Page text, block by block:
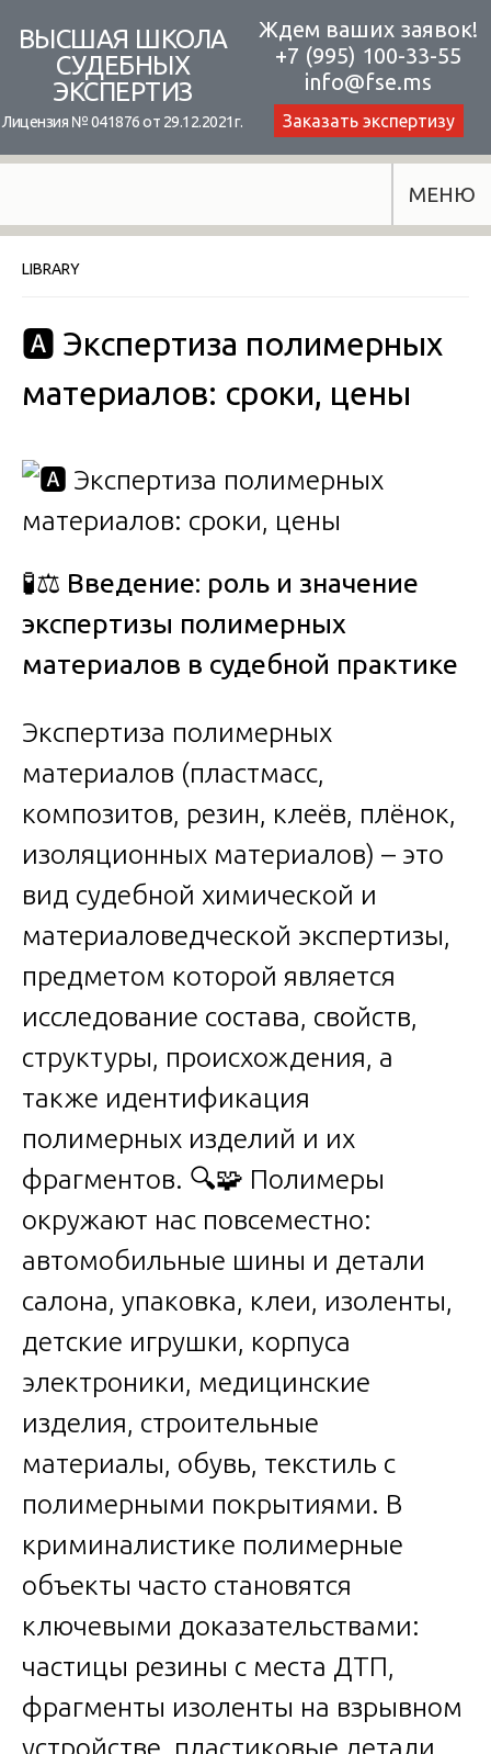
content
ВЫСШАЯ ШКОЛА
СУДЕБНЫХ
ЭКСПЕРТИЗ
Лицензия № 041876 от 29.12.2021г.
Ждем ваших заявок!
+7 (995) 100-33-55
info@fse.ms
Заказать экспертизу
МЕНЮ
LIBRARY
🅰️ Экспертиза полимерных
материалов: сроки, цены
🧪⚖️ Введение: роль и значение
экспертизы полимерных
материалов в судебной практике
Экспертиза полимерных
материалов (пластмасс,
композитов, резин, клеёв, плёнок,
изоляционных материалов) – это
вид судебной химической и
материаловедческой экспертизы,
предметом которой является
исследование состава, свойств,
структуры, происхождения, а
также идентификация
полимерных изделий и их
фрагментов. 🔍🧩 Полимеры
окружают нас повсеместно:
автомобильные шины и детали
салона, упаковка, клеи, изоленты,
детские игрушки, корпуса
электроники, медицинские
изделия, строительные
материалы, обувь, текстиль с
полимерными покрытиями. В
криминалистике полимерные
объекты часто становятся
ключевыми доказательствами:
частицы резины с места ДТП,
фрагменты изоленты на взрывном
устройстве, пластиковые детали